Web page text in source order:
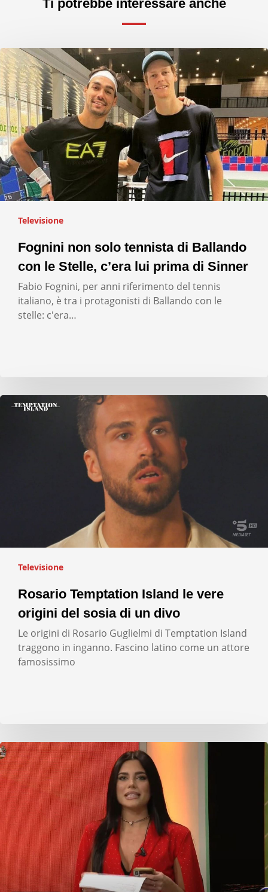
Ti potrebbe interessare anche
Televisione
Fognini non solo tennista di Ballando
con le Stelle, c’era lui prima di Sinner
Fabio Fognini, per anni riferimento del tennis
italiano, è tra i protagonisti di Ballando con le
stelle: c'era…
Televisione
Rosario Temptation Island le vere
origini del sosia di un divo
Le origini di Rosario Guglielmi di Temptation Island
traggono in inganno. Fascino latino come un attore
famosissimo